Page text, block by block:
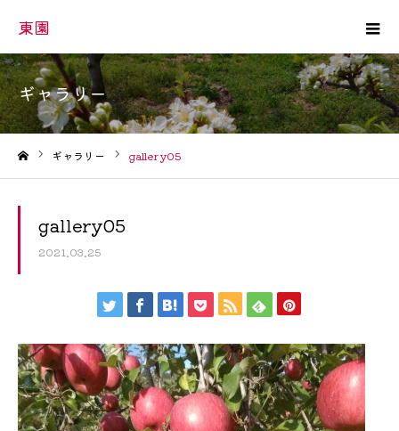
東園
ギャラリー
ギャラリー gallery05
gallery05
2021.03.25